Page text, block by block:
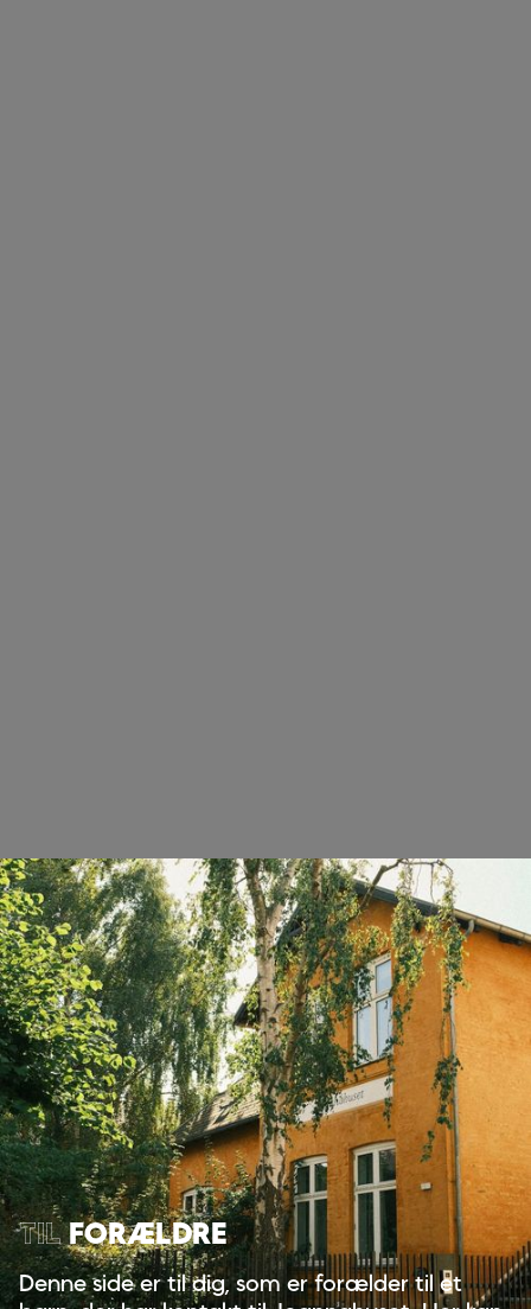
TILFORÆLDRE
Denne side er til dig, som er forælder til et